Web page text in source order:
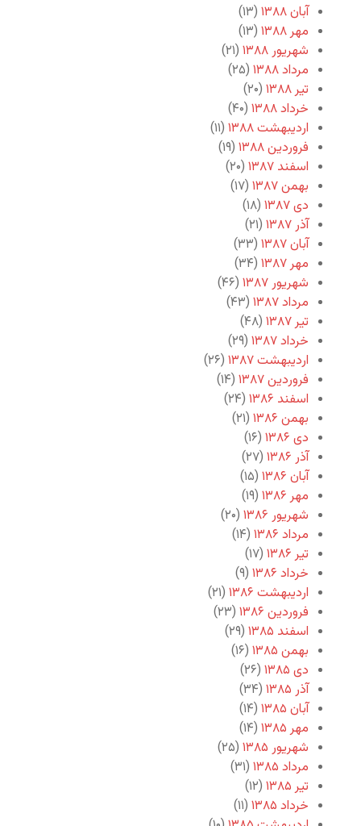
آبان ۱۳۸۸
(۱۳)
مهر ۱۳۸۸
(۱۳)
شهریور ۱۳۸۸
(۲۱)
مرداد ۱۳۸۸
(۲۵)
تیر ۱۳۸۸
(۲۰)
خرداد ۱۳۸۸
(۴۰)
اردیبهشت ۱۳۸۸
(۱۱)
فروردین ۱۳۸۸
(۱۹)
اسفند ۱۳۸۷
(۲۰)
بهمن ۱۳۸۷
(۱۷)
دی ۱۳۸۷
(۱۸)
آذر ۱۳۸۷
(۲۱)
آبان ۱۳۸۷
(۳۳)
مهر ۱۳۸۷
(۳۴)
شهریور ۱۳۸۷
(۴۶)
مرداد ۱۳۸۷
(۴۳)
تیر ۱۳۸۷
(۴۸)
خرداد ۱۳۸۷
(۲۹)
اردیبهشت ۱۳۸۷
(۲۶)
فروردین ۱۳۸۷
(۱۴)
اسفند ۱۳۸۶
(۲۴)
بهمن ۱۳۸۶
(۲۱)
دی ۱۳۸۶
(۱۶)
آذر ۱۳۸۶
(۲۷)
آبان ۱۳۸۶
(۱۵)
مهر ۱۳۸۶
(۱۹)
شهریور ۱۳۸۶
(۲۰)
مرداد ۱۳۸۶
(۱۴)
تیر ۱۳۸۶
(۱۷)
خرداد ۱۳۸۶
(۹)
اردیبهشت ۱۳۸۶
(۲۱)
فروردین ۱۳۸۶
(۲۳)
اسفند ۱۳۸۵
(۲۹)
بهمن ۱۳۸۵
(۱۶)
دی ۱۳۸۵
(۲۶)
آذر ۱۳۸۵
(۳۴)
آبان ۱۳۸۵
(۱۴)
مهر ۱۳۸۵
(۱۴)
شهریور ۱۳۸۵
(۲۵)
مرداد ۱۳۸۵
(۳۱)
تیر ۱۳۸۵
(۱۲)
خرداد ۱۳۸۵
(۱۱)